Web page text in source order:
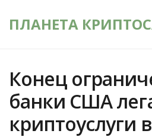
ПЛАНЕТА
Конец
банки США
криптоуслуги